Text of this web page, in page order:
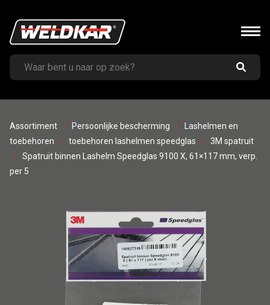
Assortiment Persoonlijke bescherming
Lashelmen en
toebehoren
toebehoren lashelmen speedglas
3M spatruit
Spatruit binnen Lashelm Speedglas 9100 X, 61×117 mm, verp.
per 5